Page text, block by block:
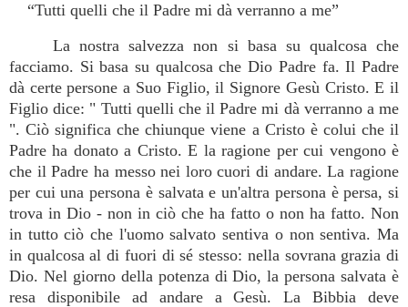
“Tutti quelli che il Padre mi dà verranno a me”
La nostra salvezza non si basa su qualcosa che
facciamo. Si basa su qualcosa che Dio Padre fa. Il Padre
dà certe persone a Suo Figlio, il Signore Gesù Cristo. E il
Figlio dice: " Tutti quelli che il Padre mi dà verranno a me
". Ciò significa che chiunque viene a Cristo è colui che il
Padre ha donato a Cristo. E la ragione per cui vengono è
che il Padre ha messo nei loro cuori di andare. La ragione
per cui una persona è salvata e un'altra persona è persa, si
trova in Dio - non in ciò che ha fatto o non ha fatto. Non
in tutto ciò che l'uomo salvato sentiva o non sentiva. Ma
in qualcosa al di fuori di sé stesso: nella sovrana grazia di
Dio. Nel giorno della potenza di Dio, la persona salvata è
resa disponibile ad andare a Gesù. La Bibbia deve